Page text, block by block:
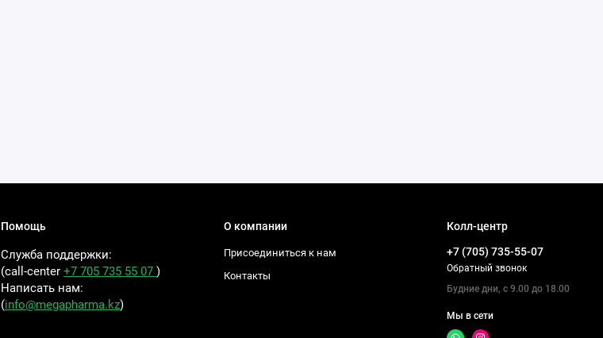
Помощь
Служба поддержки:
(call-center+7 705 735 55 07)
Написать нам:
(info@megapharma.kz)
О компании
Присоединиться к нам
Контакты
Колл-центр
+7 (705) 735-55-07
Обратный звонок
Будние дни, с 9.00 до 18.00
Мы в сети